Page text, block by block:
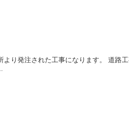
り発注された工事になります。 道路